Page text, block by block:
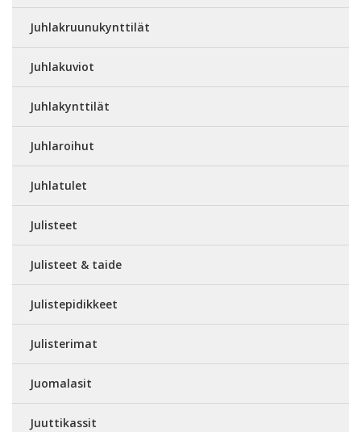
Juhlakruunukynttilät
Juhlakuviot
Juhlakynttilät
Juhlaroihut
Juhlatulet
Julisteet
Julisteet & taide
Julistepidikkeet
Julisterimat
Juomalasit
Juuttikassit